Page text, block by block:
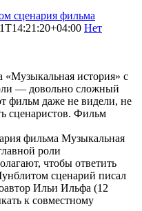
сценария фильма
Нет
история» с
— довольно сложный
фильм даже не видели, не
сценаристов. Фильм
чтобы ответить
сценарий писал
Ильи Ильфа (12
к совместному